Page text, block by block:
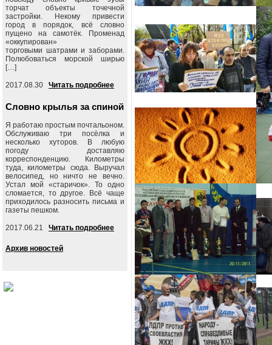
торчат объекты точечной
застройки. Некому привести
город в порядок, всё словно
пущено на самотёк. Променад
«оккупирован»
торговыми шатрами и заборами.
Полюбоваться морской ширью
[…]
2017.08.30 Читать подробнее
Словно крылья за спиной
Я работаю простым почтальоном.
Обслуживаю три посёлка и
несколько хуторов. В любую
погоду доставляю
корреспонденцию. Километры
туда, километры сюда. Выручал
велосипед, но ничто не вечно.
Устал мой «старичок». То одно
сломается, то другое. Всё чаще
приходилось разносить письма и
газеты пешком.
2017.06.21 Читать подробнее
Архив новостей